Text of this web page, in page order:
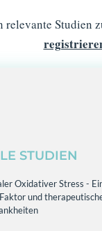
relevante
STUDIEN
Oxidativer Stress -
und